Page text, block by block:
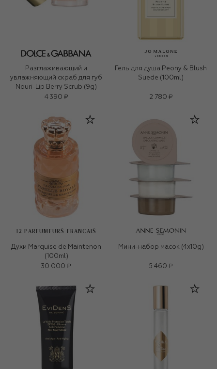
Разглаживающий и
увлажняющий скраб для губ
Nouri-Lip Berry Scrub (9g)
4 390 ₽
Гель для душа Peony & Blush
Suede (100ml)
2 780 ₽
12 PARFUMEURS FRANCAIS
Духи Marquise de Maintenon
(100ml)
30 000 ₽
Мини-набор масок (4x10g)
5 460 ₽